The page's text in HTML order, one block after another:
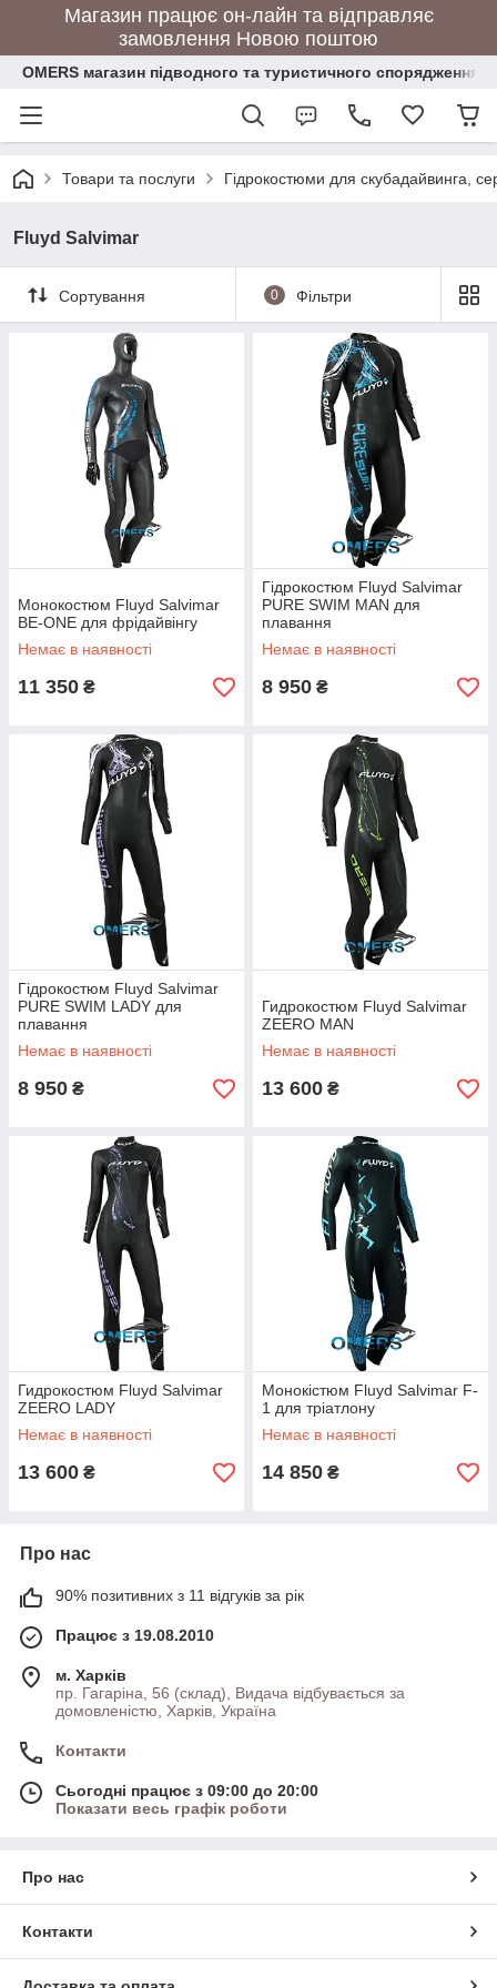
Магазин працює он-лайн та відправляє
замовлення Новою поштою
OMERS магазин підводного та туристичного спорядження
Товари та послуги Гідрокостюми для скубадайвинга,
Fluyd Salvimar
Сортування 0 Фільтри
Монокостюм Fluyd Salvimar
BE-ONE для фрідайвінгу
Немає в наявності
11 350 ₴
Гідрокостюм Fluyd Salvimar
PURE SWIM MAN для
плавання
Немає в наявності
8 950 ₴
Гідрокостюм Fluyd Salvimar
PURE SWIM LADY для
плавання
Немає в наявності
8 950 ₴
Гидрокостюм Fluyd Salvimar
ZEERO MAN
Немає в наявності
13 600 ₴
Гидрокостюм Fluyd Salvimar
ZEERO LADY
Немає в наявності
13 600 ₴
Монокістюм Fluyd Salvimar F-
1 для тріатлону
Немає в наявності
14 850 ₴
Про нас
90% позитивних з 11 відгуків за рік
Працює з 19.08.2010
м. Харків
пр. Гагаріна, 56 (склад), Видача відбувається за
домовленістю, Харків, Україна
Контакти
Сьогодні працює з 09:00 до 20:00
Показати весь графік роботи
Про нас
Контакти